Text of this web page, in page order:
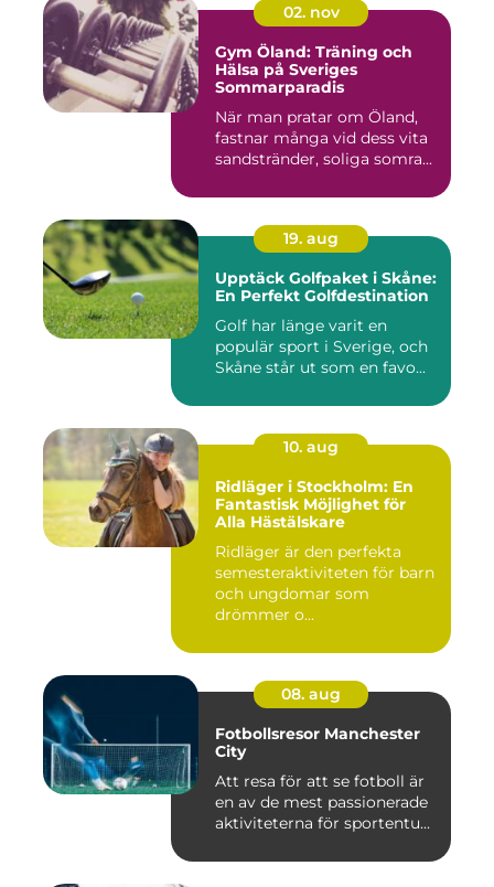
02. nov
Gym Öland: Träning och
Hälsa på Sveriges
Sommarparadis
När man pratar om Öland,
fastnar många vid dess vita
sandstränder, soliga somra...
19. aug
Upptäck Golfpaket i Skåne:
En Perfekt Golfdestination
Golf har länge varit en
populär sport i Sverige, och
Skåne står ut som en favo...
10. aug
Ridläger i Stockholm: En
Fantastisk Möjlighet för
Alla Hästälskare
Ridläger är den perfekta
semesteraktiviteten för barn
och ungdomar som
drömmer o...
08. aug
Fotbollsresor Manchester
City
Att resa för att se fotboll är
en av de mest passionerade
aktiviteterna för sportentu...